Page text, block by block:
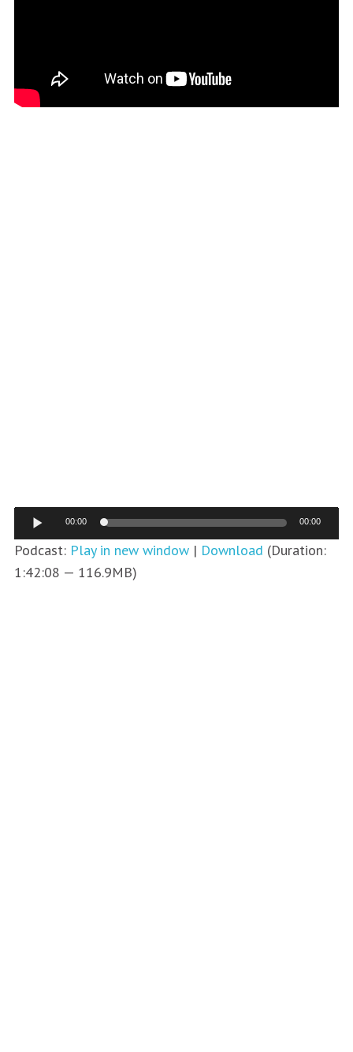
Аудиоплеер
00:00 00:00
Podcast: Play in new window| Download (Duration:
1:42:08 — 116.9MB)